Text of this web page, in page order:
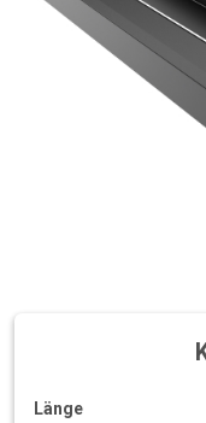
Länge